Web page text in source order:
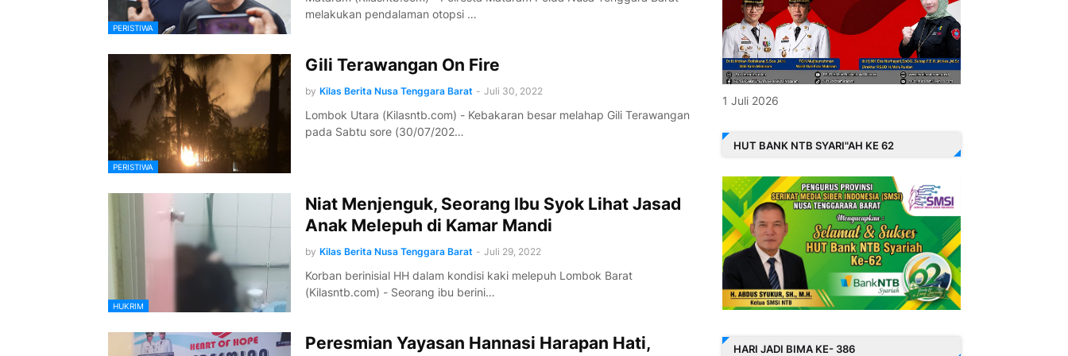
PERISTIWA
melakukan pendalaman otopsi …
PERISTIWA
Gili Terawangan On Fire
by Kilas Berita Nusa Tenggara Barat - Juli 30, 2022
Lombok Utara (Kilasntb.com) - Kebakaran besar melahap Gili Terawangan
pada Sabtu sore (30/07/202…
HUKRIM
Niat Menjenguk, Seorang Ibu Syok Lihat Jasad
Anak Melepuh di Kamar Mandi
by Kilas Berita Nusa Tenggara Barat - Juli 29, 2022
Korban berinisial HH dalam kondisi kaki melepuh Lombok Barat
(Kilasntb.com) - Seorang ibu berini…
Peresmian Yayasan Hannasi Harapan Hati,
1 Juli 2026
HUT BANK NTB SYARI"AH KE 62
HARI JADI BIMA KE- 386